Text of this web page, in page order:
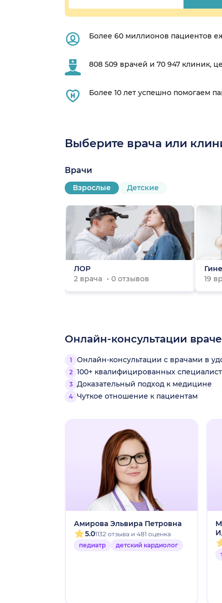
Более 60 миллионов пациентов
808 509 врачей и 70 947 клиник,
Более 10 лет успешно помогаем
Выберите врача или
Врачи
Взрослые Детские
ЛОР
2 врача
0 отзывов
19
Онлайн-консультации
Онлайн-консультации с врачами в
100+ квалифицированных
Доказательный подход к медицине
Чуткое отношение к пациентам
Амирова Эльвира Петровна
5.01132 отзыва и 481 оценка
педиатр
детский кардиолог